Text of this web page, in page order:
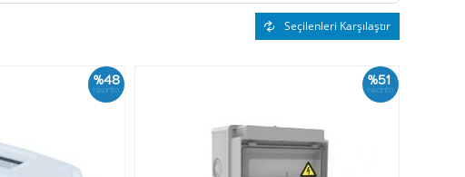
Seçilenleri Karşılaştır
%48
İskonto
%51
İskonto